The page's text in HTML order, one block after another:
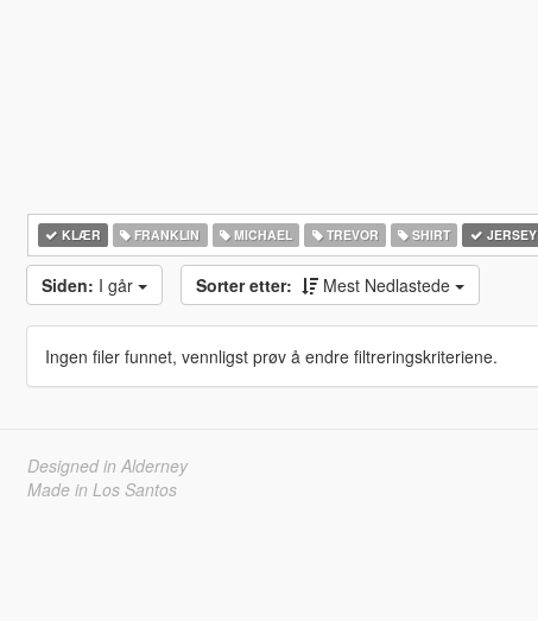
KLÆR FRANKLIN MICHAEL TREVOR SHIRT JERSEY
Siden: I går Sorter etter: Mest Nedlastede
Ingen filer funnet, vennligst prøv å endre filtreringskriteriene.
Designed in Alderney
Made in Los Santos